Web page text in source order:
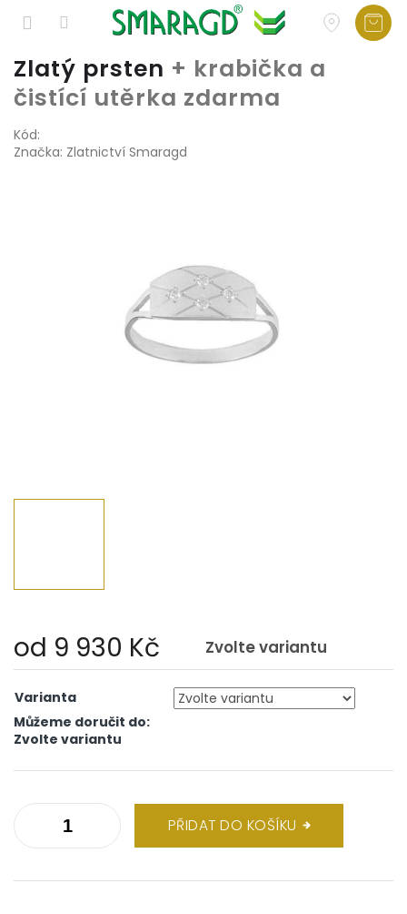
Přejít
na
obsah
Zlatý prsten + krabička a
čistící utěrka zdarma
Kód:
Značka: Zlatnictví Smaragd
od 9 930 Kč Zvolte variantu
cena:
Varianta
Můžeme doručit do:
Zvolte variantu
PŘIDAT DO KOŠÍKU